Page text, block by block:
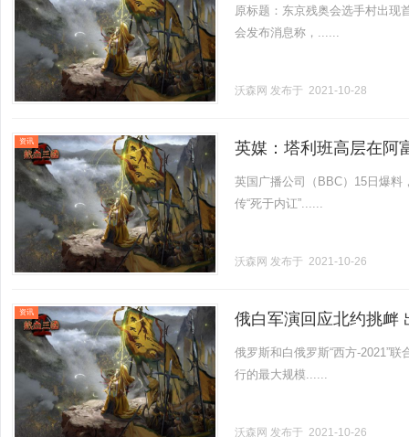
原标题：东京残奥会选手村出现
会发布消息称，......
沃森网 发布于 2021-10-28
资讯 英媒：塔利班高层在阿
英国广播公司（BBC）15日爆料
传“死于内讧”......
沃森网 发布于 2021-10-26
资讯 俄白军演回应北约挑衅
俄罗斯和白俄罗斯“西方-2021”
行的最大规模......
沃森网 发布于 2021-10-26